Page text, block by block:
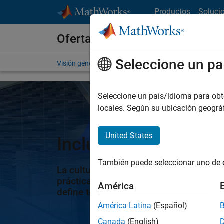
Productos
Ofertas de empleo en
Visión general Búsqueda de empleo Oficinas
Inclusión,
La cultura empresarial de MathWorks
prácticas y comportamientos
define todo lo que hacemos.
Seleccione un
Seleccione un país/idioma para
locales. Según su ubicación
United States
También puede seleccionar uno
América
América Latina (Español)
Canada (English)